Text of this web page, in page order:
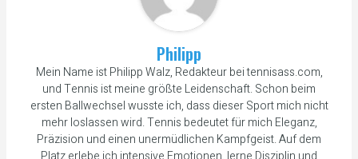
Philipp
Mein Name ist Philipp Walz, Redakteur bei tennisass.com,
und Tennis ist meine größte Leidenschaft. Schon beim
ersten Ballwechsel wusste ich, dass dieser Sport mich nicht
mehr loslassen wird. Tennis bedeutet für mich Eleganz,
Präzision und einen unermüdlichen Kampfgeist. Auf dem